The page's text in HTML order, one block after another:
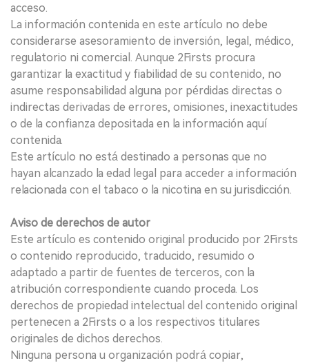
acceso.
La información contenida en este artículo no debe
considerarse asesoramiento de inversión, legal, médico,
regulatorio ni comercial. Aunque 2Firsts procura
garantizar la exactitud y fiabilidad de su contenido, no
asume responsabilidad alguna por pérdidas directas o
indirectas derivadas de errores, omisiones, inexactitudes
o de la confianza depositada en la información aquí
contenida.
Este artículo no está destinado a personas que no
hayan alcanzado la edad legal para acceder a información
relacionada con el tabaco o la nicotina en su jurisdicción.
Aviso de derechos de autor
Este artículo es contenido original producido por 2Firsts
o contenido reproducido, traducido, resumido o
adaptado a partir de fuentes de terceros, con la
atribución correspondiente cuando proceda. Los
derechos de propiedad intelectual del contenido original
pertenecen a 2Firsts o a los respectivos titulares
originales de dichos derechos.
Ninguna persona u organización podrá copiar,